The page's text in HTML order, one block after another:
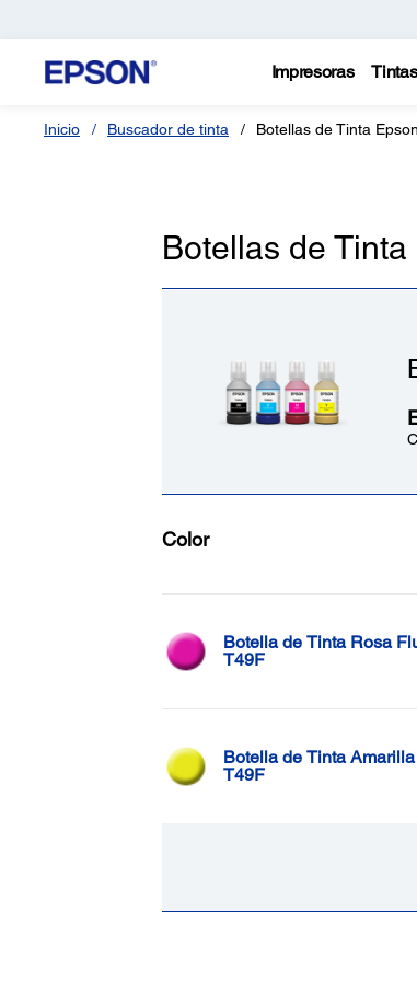
Impresoras Tintas
Inicio Buscador de tinta Botellas de Tinta
Botellas de
Color
Botella de Tinta Rosa
T49F
Botella de Tinta
T49F